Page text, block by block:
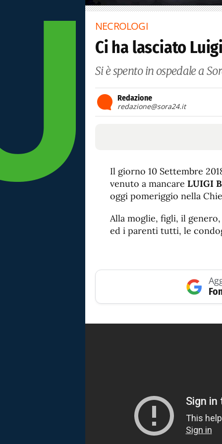
NECROLOGI
Ci ha lasciato
Si è spento in ospedale a
Redazione
redazione@sora24.it
Il giorno 10 Settembre
venuto a mancare LUIGI
oggi pomeriggio nella
Alla moglie, figli, il
ed i parenti tutti, le